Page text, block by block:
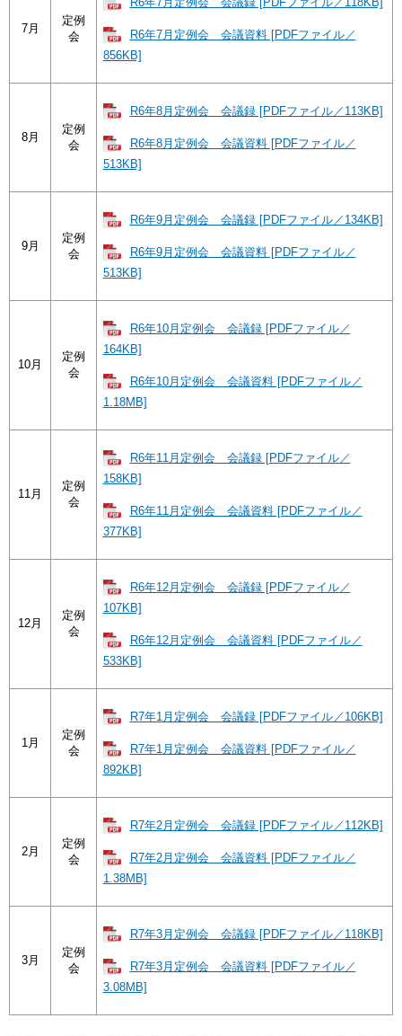
7月
定例
会
R6年7月定例会 会議資料 [PDFファイル／
856KB]
8月
定例
会
R6年8月定例会 会議録 [PDFファイル／113KB]
R6年8月定例会 会議資料 [PDFファイル／
513KB]
9月
定例
会
R6年9月定例会 会議録 [PDFファイル／134KB]
R6年9月定例会 会議資料 [PDFファイル／
513KB]
10月
定例
会
R6年10月定例会 会議録 [PDFファイル／
164KB]
R6年10月定例会 会議資料 [PDFファイル／
1.18MB]
11月
定例
会
R6年11月定例会 会議録 [PDFファイル／
158KB]
R6年11月定例会 会議資料 [PDFファイル／
377KB]
12月
定例
会
R6年12月定例会 会議録 [PDFファイル／
107KB]
R6年12月定例会 会議資料 [PDFファイル／
533KB]
1月
定例
会
R7年1月定例会 会議録 [PDFファイル／106KB]
R7年1月定例会 会議資料 [PDFファイル／
892KB]
2月
定例
会
R7年2月定例会 会議録 [PDFファイル／112KB]
R7年2月定例会 会議資料 [PDFファイル／
1.38MB]
3月
定例
会
R7年3月定例会 会議録 [PDFファイル／118KB]
R7年3月定例会 会議資料 [PDFファイル／
3.08MB]